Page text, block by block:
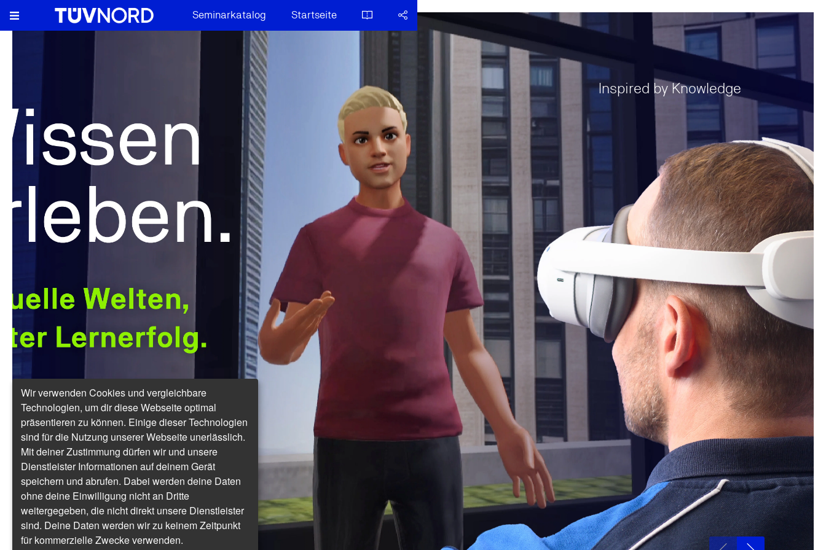
Seminarkatalog Startseite
Inspired by Knowledge
Wir verwenden Cookies und vergleichbare
Technologien, um dir diese Webseite optimal
präsentieren zu können. Einige dieser Technologien
sind für die Nutzung unserer Webseite unerlässlich.
Mit deiner Zustimmung dürfen wir und unsere
Dienstleister Informationen auf deinem Gerät
speichern und abrufen. Dabei werden deine Daten
ohne deine Einwilligung nicht an Dritte
weitergegeben, die nicht direkt unsere Dienstleister
sind. Deine Daten werden wir zu keinem Zeitpunkt
für kommerzielle Zwecke verwenden.